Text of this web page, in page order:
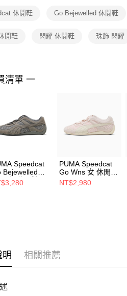
休閒鞋 Go Bejewelled 休閒鞋
閒鞋 閃耀 休閒鞋 珠飾 閃耀
清單 一
Speedcat
Bejewelled
女 休閒鞋
PUMA Speedcat
Go Wns 女 休閒鞋
40358910
NT$2,980
明 相關推薦